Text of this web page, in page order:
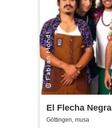
El Flecha Negra
Göttingen, musa